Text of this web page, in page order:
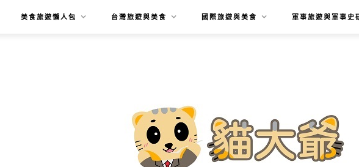
美食旅遊懶人包 台灣旅遊與美食 國際旅遊與美食 軍事旅遊與軍事史